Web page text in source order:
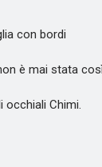
con bordi
è mai stata
Chimi.